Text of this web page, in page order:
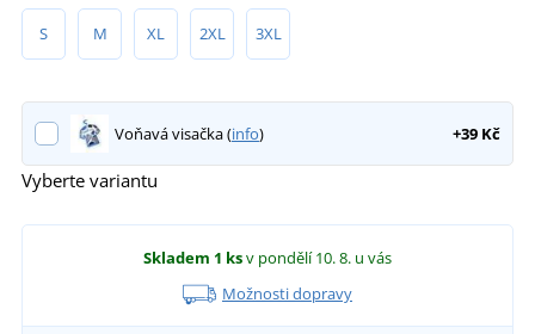
S M XL 2XL 3XL
Voňavá visačka (info) +39 Kč
Vyberte variantu
Skladem 1 ksv pondělí 10. 8. u vás
Možnosti dopravy